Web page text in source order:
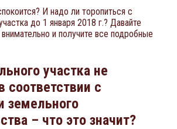
И надо ли торопиться с
до 1 января 2018 г.? Давайте
и получите все подробные
участка не
соответствии с
земельного
– что это значит?